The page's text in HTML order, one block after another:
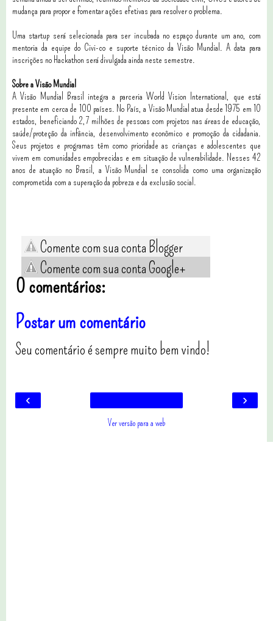
mudança para propor e fomentar ações efetivas para resolver o problema.
Uma startup será selecionada para ser incubada no espaço durante um ano, com
mentoria da equipe do Civi-co e suporte técnico da Visão Mundial. A data para
inscrições no Hackathon será divulgada ainda neste semestre.
Sobre a Visão Mundial
A Visão Mundial Brasil integra a parceria World Vision International, que está
presente em cerca de 100 países. No País, a Visão Mundial atua desde 1975 em 10
estados, beneficiando 2,7 milhões de pessoas com projetos nas áreas de educação,
saúde/proteção da infância, desenvolvimento econômico e promoção da cidadania.
Seus projetos e programas têm como prioridade as crianças e adolescentes que
vivem em comunidades empobrecidas e em situação de vulnerabilidade. Nesses 42
anos de atuação no Brasil, a Visão Mundial se consolida como uma organização
comprometida com a superação da pobreza e da exclusão social.
Comente com sua conta Blogger
Comente com sua conta Google+
0 comentários:
Postar um comentário
Seu comentário é sempre muito bem vindo!
‹ ›
Ver versão para a web